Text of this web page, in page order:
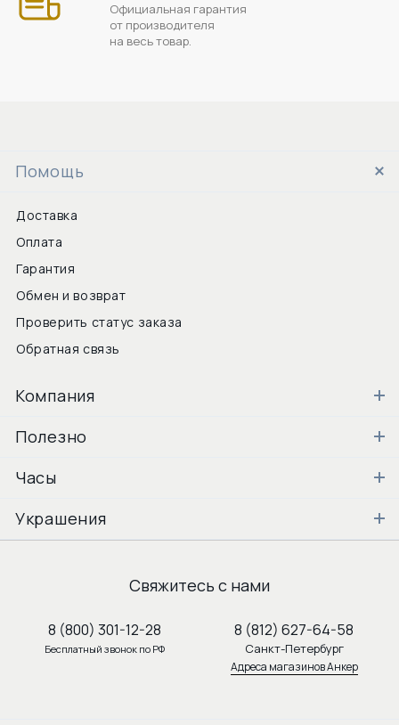
Официальная гарантия
от производителя
на весь товар.
Помощь
Доставка
Оплата
Гарантия
Обмен и возврат
Проверить статус заказа
Обратная связь
Компания
Полезно
Часы
Украшения
Свяжитесь с нами
8 (800) 301-12-28
Бесплатный звонок по РФ
8 (812) 627-64-58
Санкт-Петербург
Адреса магазинов Анкер